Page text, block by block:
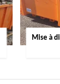
Mise à